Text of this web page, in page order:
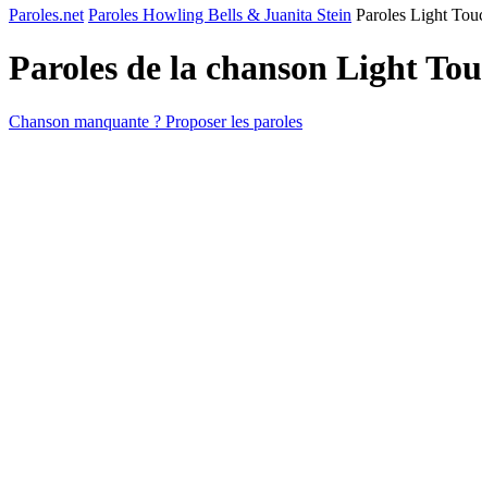
Paroles.net Paroles Howling Bells & Juanita Stein Paroles Light
Paroles de la chanson Light
Chanson manquante ? Proposer les paroles